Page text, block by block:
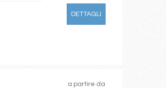
DETTAGLI
a partire da